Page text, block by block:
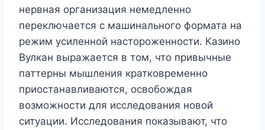
нервная организация немедленно
переключается с машинального формата на
режим усиленной настороженности. Казино
Вулкан выражается в том, что привычные
паттерны мышления кратковременно
приостанавливаются, освобождая
возможности для исследования новой
ситуации. Исследования показывают, что